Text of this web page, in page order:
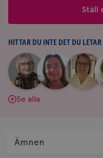
&
svar
Ställ
HITTAR DU INTE DET DU LETAR
Aina
Johnsson
|
Anne
Andersson
Fredrika
Killander
|
Se alla
Ämnen